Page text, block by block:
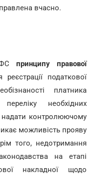
вчасно.
принципу правової
податкової
платника
необхідних
надати контролюючому
можливість прояву
того, недотримання
на етапі
накладної щодо